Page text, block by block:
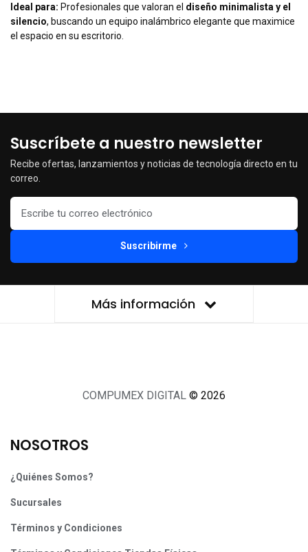
Ideal para: Profesionales que valoran el diseño minimalista y el
silencio, buscando un equipo inalámbrico elegante que maximice
el espacio en su escritorio.
Suscríbete a nuestro newsletter
Recibe ofertas, lanzamientos y noticias de tecnología directo en tu
correo.
Suscribirme
Más información
COMPUMEX DIGITAL © 2026
NOSOTROS
¿Quiénes Somos?
Sucursales
Términos y Condiciones